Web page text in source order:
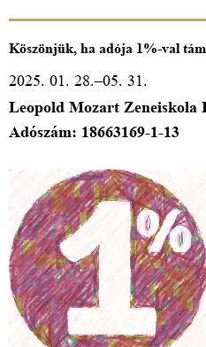
Köszönjük, ha adója 1%-val
2025. 01. 28.–05. 31.
Leopold Mozart Zeneiskola
Adószám: 18663169-1-13